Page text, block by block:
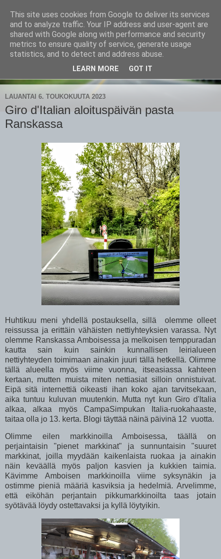
CampaSimpukka
kammen- ja kauhanpyöritystä
LAUANTAI 6. TOUKOKUUTA 2023
Giro d'Italian aloituspäivän pasta
Ranskassa
Huhtikuu meni yhdellä postauksella, sillä olemme olleet
reissussa ja erittäin vähäisten nettiyhteyksien varassa. Nyt
olemme Ranskassa Amboisessa ja melkoisen temppuradan
kautta sain kuin sainkin kunnallisen leirialueen
nettiyhteyden toimimaan ainakin juuri tällä hetkellä. Olimme
tällä alueella myös viime vuonna, itseasiassa kahteen
kertaan, mutten muista miten nettiasiat silloin onnistuivat.
Eipä sitä internettiä oikeasti ihan koko ajan tarvitsekaan,
aika tuntuu kuluvan muutenkin. Mutta nyt kun Giro d'Italia
alkaa, alkaa myös CampaSimpukan Italia-ruokahaaste,
taitaa olla jo 13. kerta. Blogi täyttää näinä päivinä 12 vuotta.
Olimme eilen markkinoilla Amboisessa, täällä on
perjaintaisin "pienet markkinat" ja sunnuntaisin "suuret
markkinat, joilla myydään kaikenlaista ruokaa ja ainakin
näin keväällä myös paljon kasvien ja kukkien taimia.
Kävimme Amboisen markkinoilla viime syksynäkin ja
ostimme pieniä määriä kasviksia ja hedelmiä. Arvelimme,
että eiköhän perjantain pikkumarkkinoilta taas jotain
syötävää löydy ostettavaksi ja kyllä löytyikin.
This site uses cookies from Google to deliver its services
and to analyze traffic. Your IP address and user-agent are
shared with Google along with performance and security
metrics to ensure quality of service, generate usage
statistics, and to detect and address abuse.
LEARN MORE GOT IT